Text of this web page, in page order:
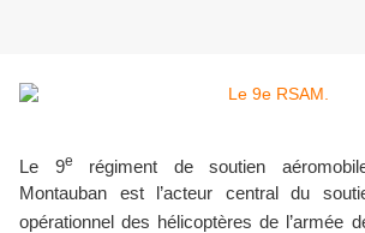
Le 9e régiment de soutien
Montauban est l’acteur central du
opérationnel des hélicoptères de l’armée